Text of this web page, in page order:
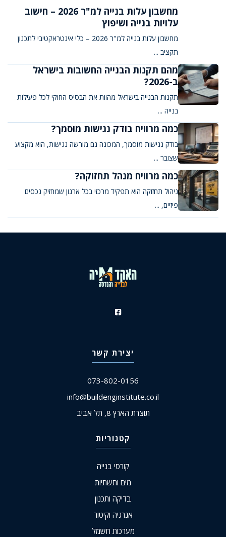
מחשבון עלות בנייה למ"ר 2026 – חישוב
עלויות בנייה ושיפוץ
מחשבון עלות בנייה למ"ר 2026 – כלי אינטראקטיבי לתכנון
תקציב ...
מהם תקנות הבנייה החשובות בישראל
ב-2026?
תקנות הבנייה בישראל מהוות את הבסיס החוקי לכל פעילות
בנייה ...
כמה מרוויח בודק נגישות מוסמך?
בודק נגישות מוסמך, המכונה גם מורשה נגישות, הוא מקצוע
שצובר ...
כמה מרוויח מנהל תחזוקה?
ניהול תחזוקה הוא תפקיד מרכזי בכל ארגון שמחזיק נכסים
פיזיים, ...
יצירת קשר
073-802-0156
info@buildenginstitute.co.il
תוצרת הארץ 8, תל אביב
קטגוריות
קורסי בנייה
מים ותשתיות
בדיקה ותכנון
אנרגיה וקיטור
מערכות חשמל